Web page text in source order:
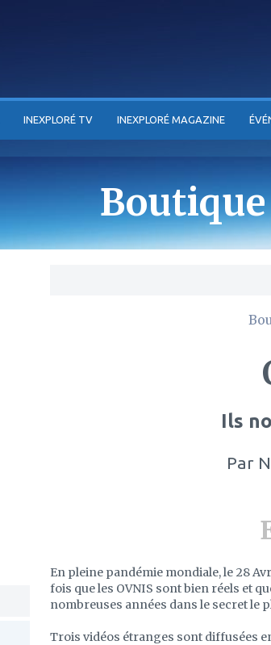
INEXPLORÉ TV INEXPLORÉ MAGAZINE
Boutique
Ils
Par
En pleine pandémie mondiale, le 28
fois que les OVNIS sont bien réels et
nombreuses années dans le secret le
Trois vidéos étranges sont diffusées